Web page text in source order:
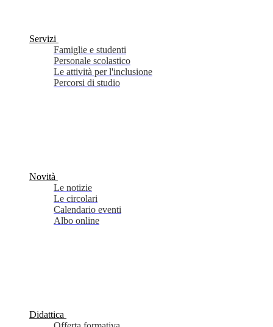
Servizi
Famiglie e studenti
Personale scolastico
Le attività per l'inclusione
Percorsi di studio
Novità
Le notizie
Le circolari
Calendario eventi
Albo online
Didattica